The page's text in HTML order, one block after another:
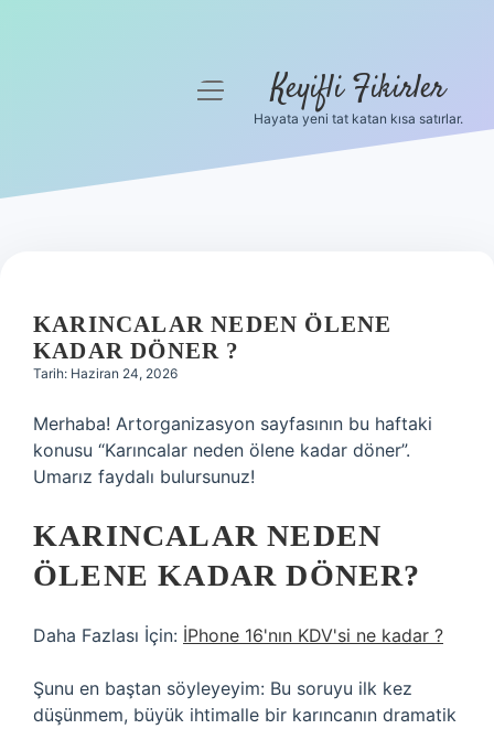
Hakkımızda
menüyü
Keyifli Fikirler
Hayata yeni tat katan kısa satırlar.
KARINCALAR NEDEN ÖLENE
KADAR DÖNER ?
Tarih: Haziran 24, 2026
Merhaba! Artorganizasyon sayfasının bu haftaki
konusu “Karıncalar neden ölene kadar döner”.
Umarız faydalı bulursunuz!
KARINCALAR NEDEN
ÖLENE KADAR DÖNER?
Daha Fazlası İçin: İPhone 16'nın KDV'si ne kadar ?
Şunu en baştan söyleyeyim: Bu soruyu ilk kez
düşünmem, büyük ihtimalle bir karıncanın dramatik